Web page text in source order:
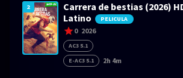
2
Carrera de bestias (2026)
Latino
PELICULA
0 2026
AC3 5.1
E-AC3 5.1
2h 4m